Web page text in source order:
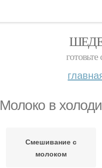
Молоко в
Смешивание с
молоком